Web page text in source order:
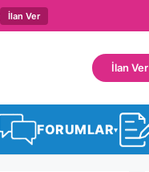
İlan Ver
İlan Ver
FORUMLAR▾